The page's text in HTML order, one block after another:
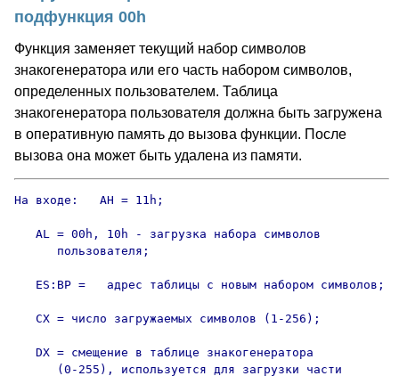
подфункция 00h
Функция заменяет текущий набор символов
знакогенератора или его часть набором символов,
определенных пользователем. Таблица
знакогенератора пользователя должна быть загружена
в оперативную память до вызова функции. После
вызова она может быть удалена из памяти.
На входе:   AH = 11h;
   AL = 00h, 10h - загрузка набора символов
      пользователя;
   ES:BP =   адрес таблицы с новым набором символов;
   CX = число загружаемых символов (1-256);
   DX = смещение в таблице знакогенератора
      (0-255), используется для загрузки части